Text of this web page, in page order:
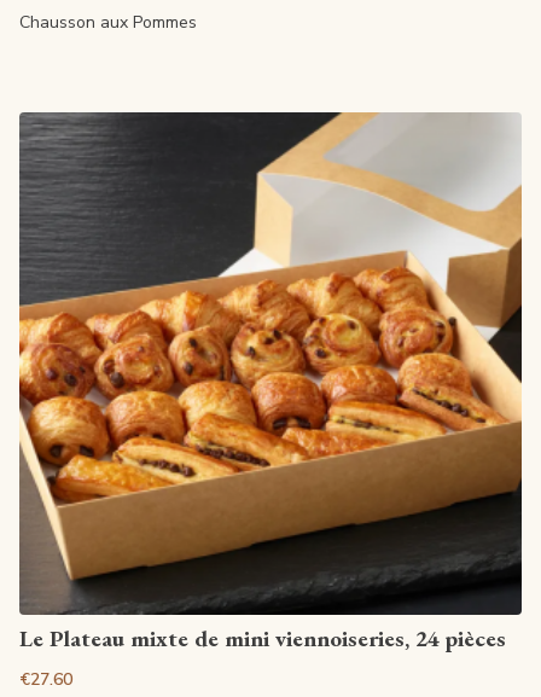
Chausson aux Pommes
View article
Le Plateau mixte de mini viennoiseries, 24 pièces
€27.60